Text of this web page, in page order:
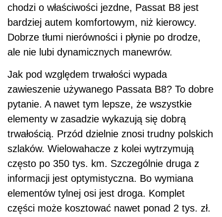
chodzi o właściwości jezdne, Passat B8 jest
bardziej autem komfortowym, niż kierowcy.
Dobrze tłumi nierówności i płynie po drodze,
ale nie lubi dynamicznych manewrów.
Jak pod względem trwałości wypada
zawieszenie używanego Passata B8? To dobre
pytanie. A nawet tym lepsze, że wszystkie
elementy w zasadzie wykazują się dobrą
trwałością. Przód dzielnie znosi trudny polskich
szlaków. Wielowahacze z kolei wytrzymują
często po 350 tys. km. Szczególnie druga z
informacji jest optymistyczna. Bo wymiana
elementów tylnej osi jest droga. Komplet
części może kosztować nawet ponad 2 tys. zł.